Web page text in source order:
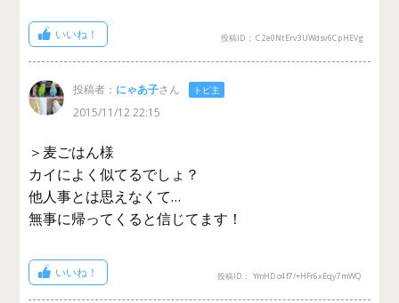
いいね！ 投稿ID： C2e0NtErv3UWdsv6CpHEVg
投稿者： にゃあ子さん トピ主
2015/11/12 22:15
＞麦ごはん様
カイによく似てるでしょ？
他人事とは思えなくて…
無事に帰ってくると信じてます！
いいね！ 投稿ID： YmHDo4f7/+HFr6xEqy7mWQ